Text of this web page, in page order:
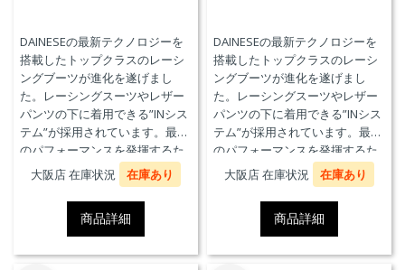
DAINESEの最新テクノロジーを
搭載したトップクラスのレーシ
ングブーツが進化を遂げまし
た。レーシングスーツやレザー
パンツの下に着用できる”INシス
テム”が採用されています。最高
のパフォーマンスを発揮するた
めに、ケブラーカーボンを使用
したAxial Distorsion Control
Systemテクノロジー、
Groundtrax®レーシングソー
ル、交換可能なマグネシウムス
ライダーを採用しています。
大阪店 在庫状況 在庫あり
商品詳細
DAINESEの最新テクノロジーを
搭載したトップクラスのレーシ
ングブーツが進化を遂げまし
た。レーシングスーツやレザー
パンツの下に着用できる”INシス
テム”が採用されています。最高
のパフォーマンスを発揮するた
めに、ケブラーカーボンを使用
したAxial Distorsion Control
Systemテクノロジー、
Groundtrax®レーシングソー
ル、交換可能なマグネシウムス
ライダーを採用しています。
大阪店 在庫状況 在庫あり
商品詳細